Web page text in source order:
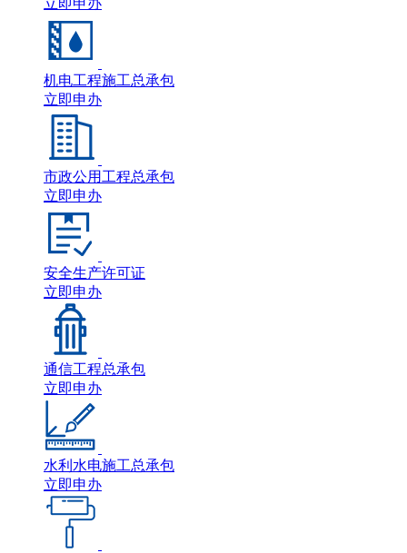
立即申办
机电工程施工总承包
立即申办
市政公用工程总承包
立即申办
安全生产许可证
立即申办
通信工程总承包
立即申办
水利水电施工总承包
立即申办